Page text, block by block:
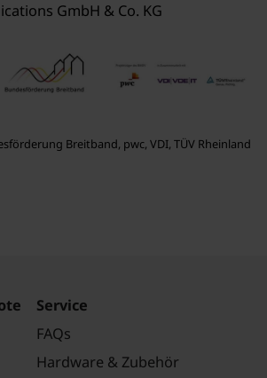
GmbH & Co. KG
Breitband, pwc, VDI, TÜV Rheinland
Service
FAQs
Hardware & Zubehör